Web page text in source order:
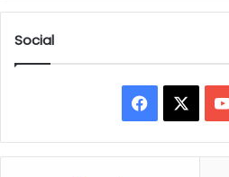
Social
Facebook